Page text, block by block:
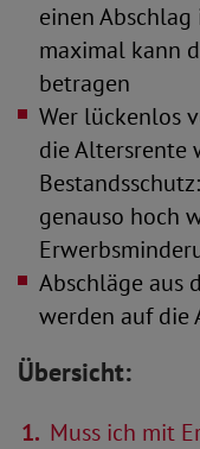
einen
maximal kann
betragen
Wer lückenlos
die Altersrente
genauso hoch
Abschläge aus
werden auf die
Übersicht:
Muss ich mit